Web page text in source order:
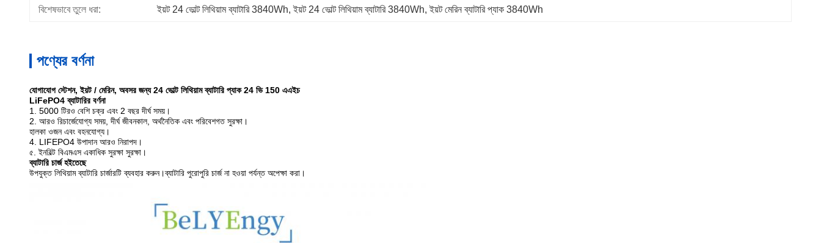
বিশেষভাবে তুলে ধরা: ইয়ট 24 ভোল্ট লিথিয়াম ব্যাটারি 3840Wh, ইয়ট 24 ভোল্ট লিথিয়াম ব্যাটারি 3840Wh, ইয়ট মেরিন ব্যাটারি প্যাক 3840Wh
পণ্যের বর্ণনা
যোগাযোগ স্টেশন, ইয়ট / মেরিন, অবসর জন্য 24 ভোল্ট লিথিয়াম ব্যাটারি প্যাক 24 ভি 150 এএইচ
LiFePO4 ব্যাটারির বর্ণনা
1. 5000 টিরও বেশি চক্র এবং 2 বছর দীর্ঘ সময়।
2. আরও রিচার্জেযোগ্য সময়, দীর্ঘ জীবনকাল, অর্থনৈতিক এবং পরিবেশগত সুরক্ষা।
হালকা ওজন এবং বহনযোগ্য।
4. LIFEPO4 উপাদান আরও নিরাপদ।
৫. ইনবিল্ট বিএমএস একাধিক সুরক্ষা সুরক্ষা।
ব্যাটারি চার্জ হইতেছে
উপযুক্ত লিথিয়াম ব্যাটারি চার্জারটি ব্যবহার করুন।ব্যাটারি পুরোপুরি চার্জ না হওয়া পর্যন্ত অপেক্ষা করা।